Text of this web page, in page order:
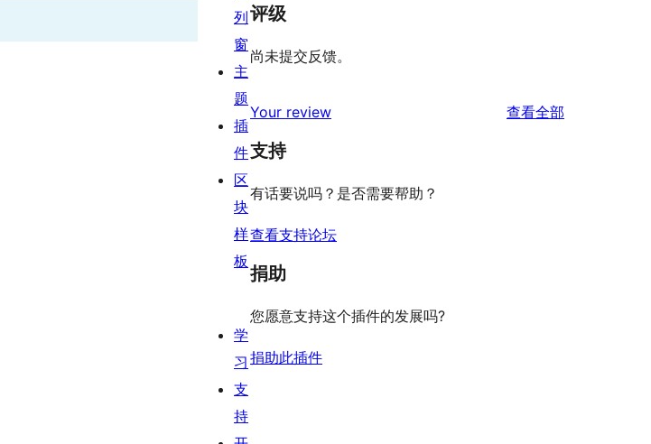
评级
尚未提交反馈。
Your review 查看全部
支持
有话要说吗？是否需要帮助？
查看支持论坛
捐助
您愿意支持这个插件的发展吗?
捐助此插件
列
窗
主
题
插
件
区
块
样
板
学
习
支
持